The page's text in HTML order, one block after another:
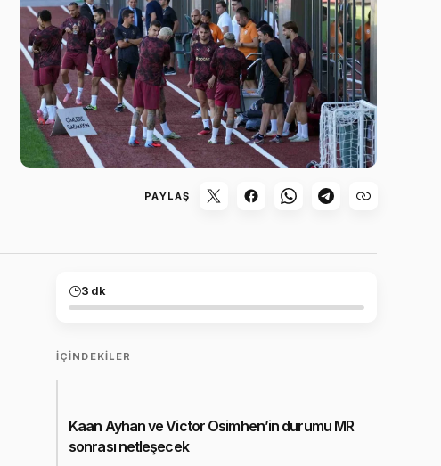
PAYLAŞ
3 dk
İÇINDEKILER
Kaan Ayhan ve Victor Osimhen’in durumu MR
sonrası netleşecek